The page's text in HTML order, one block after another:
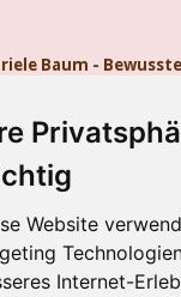
Website
Internet-
Baum -
Datenschutz
Gabriele Baum
34, 56112
+49 157 8450